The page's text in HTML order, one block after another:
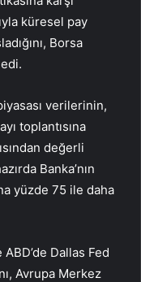
küresel pay
Borsa
verilerinin,
toplantısına
değerli
Banka’nın
yüzde 75 ile daha
Dallas Fed
Avrupa Merkez